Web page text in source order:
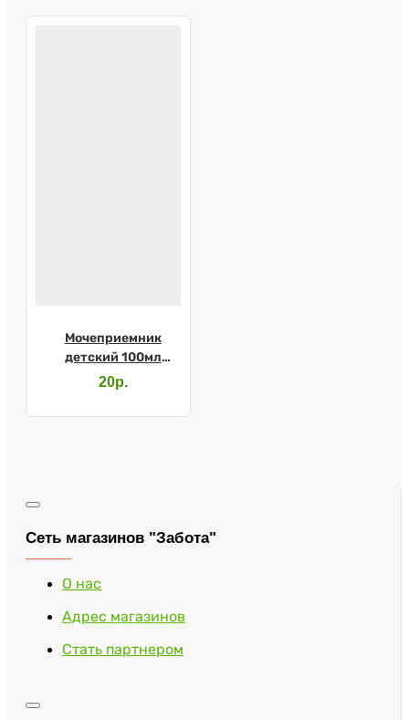
Мочеприемник
детский 100мл
универсальный
20р.
Сеть магазинов "Забота"
О нас
Адрес магазинов
Стать партнером